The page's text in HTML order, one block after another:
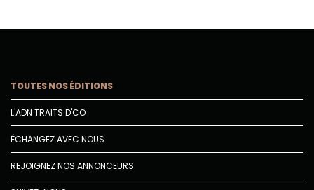
TOUTES NOS ÉDITIONS
L'ADN TRAITS D'CO
ÉCHANGEZ AVEC NOUS
REJOIGNEZ NOS ANNONCEURS